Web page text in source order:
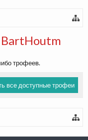
трофеев.
все доступные трофеи